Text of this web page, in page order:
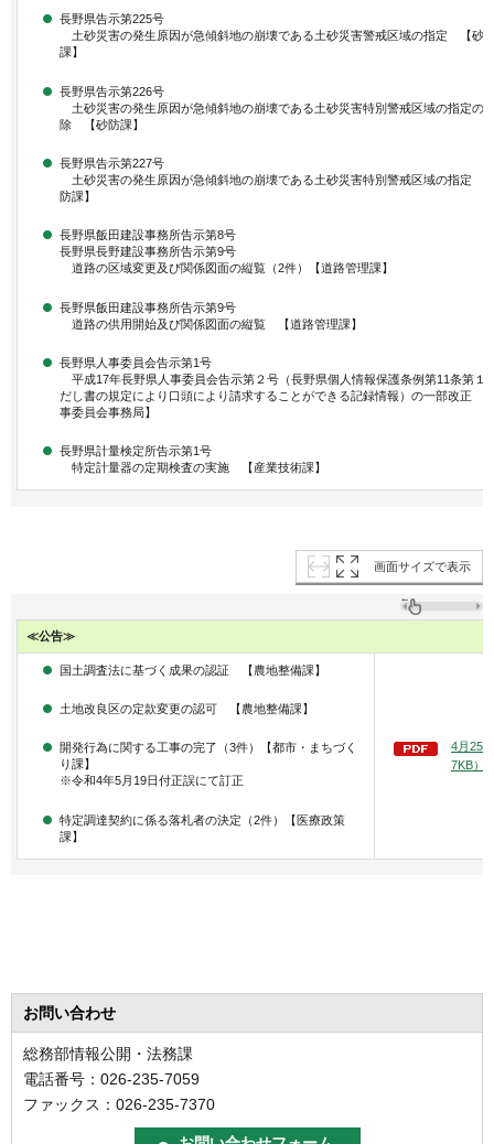
長野県告示第225号
土砂災害の発生原因が急傾斜地の崩壊である土砂災害警戒区域の指定 【砂
課】
長野県告示第226号
土砂災害の発生原因が急傾斜地の崩壊である土砂災害特別警戒区域の指定の
除 【砂防課】
長野県告示第227号
土砂災害の発生原因が急傾斜地の崩壊である土砂災害特別警戒区域の指定
防課】
長野県飯田建設事務所告示第8号
長野県長野建設事務所告示第9号
道路の区域変更及び関係図面の縦覧（2件）【道路管理課】
長野県飯田建設事務所告示第9号
道路の供用開始及び関係図面の縦覧 【道路管理課】
長野県人事委員会告示第1号
平成17年長野県人事委員会告示第２号（長野県個人情報保護条例第11条第１
だし書の規定により口頭により請求することができる記録情報）の一部改正
事委員会事務局】
長野県計量検定所告示第1号
特定計量器の定期検査の実施 【産業技術課】
画面サイズで表示
≪公告≫
国土調査法に基づく成果の認証 【農地整備課】
土地改良区の定款変更の認可 【農地整備課】
開発行為に関する工事の完了（3件）【都市・まちづく
り課】
※令和4年5月19日付正誤にて訂正
特定調達契約に係る落札者の決定（2件）【医療政策
課】
4月25
7KB）
お問い合わせ
総務部情報公開・法務課
電話番号：026-235-7059
ファックス：026-235-7370